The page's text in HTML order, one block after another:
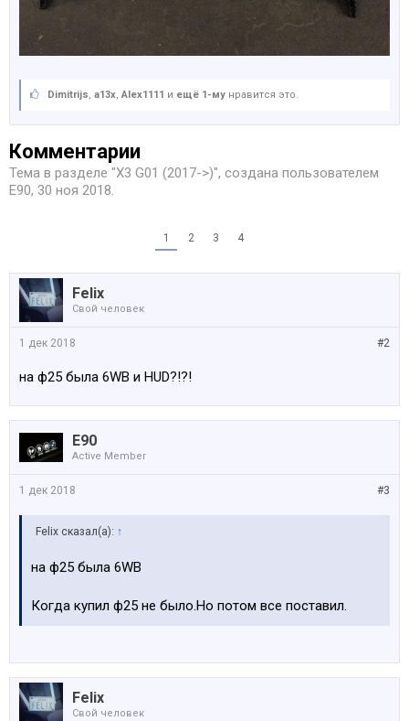
Dimitrijs, a13x,Alex1111 и ещё 1-му нравится это.
Комментарии
Тема в разделе "X3 G01 (2017->)", создана пользователем
E90, 30 ноя 2018.
1 2 3 4
Felix
Свой человек
#2
1 дек 2018
на ф25 была 6WB и HUD?!?!
E90
Active Member
#3
1 дек 2018
Felix сказал(а): ↑
на ф25 была 6WB
Когда купил ф25 не было.Но потом все поставил.
Felix
Свой человек